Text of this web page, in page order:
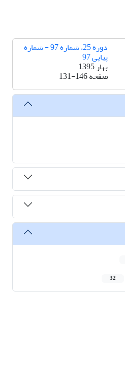
دوره 25، شماره 97 - شماره
پیاپی 97
بهار 1395
صفحه131-146
32